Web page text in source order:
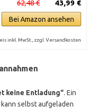
43,99 €
62,48 €
Bei Amazon ansehen
inkl. MwSt., zzgl. Versandkosten
keine Entladung“. Ein
selbst aufgeladen